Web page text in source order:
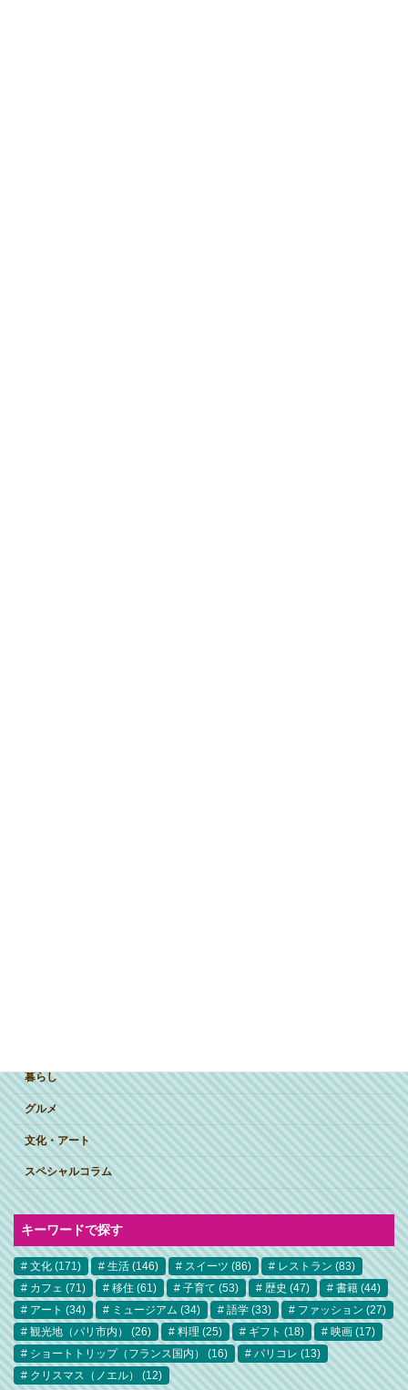
暮らし
グルメ
文化・アート
スペシャルコラム
キーワードで探す
文化 (171) 生活 (146) スイーツ (86) レストラン (83)
カフェ (71) 移住 (61) 子育て (53) 歴史 (47) 書籍 (44)
アート (34) ミュージアム (34) 語学 (33) ファッション (27)
観光地（パリ市内）
(26) 料理 (25) ギフト (18) 映画 (17)
ショートトリップ（フランス国内）
(16) パリコレ (13)
クリスマス（ノエル）
(12)